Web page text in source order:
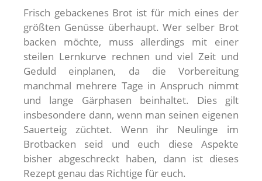
Frisch gebackenes Brot ist für mich eines der
größten Genüsse überhaupt. Wer selber Brot
backen möchte, muss allerdings mit einer
steilen Lernkurve rechnen und viel Zeit und
Geduld einplanen, da die Vorbereitung
manchmal mehrere Tage in Anspruch nimmt
und lange Gärphasen beinhaltet. Dies gilt
insbesondere dann, wenn man seinen eigenen
Sauerteig züchtet. Wenn ihr Neulinge im
Brotbacken seid und euch diese Aspekte
bisher abgeschreckt haben, dann ist dieses
Rezept genau das Richtige für euch.